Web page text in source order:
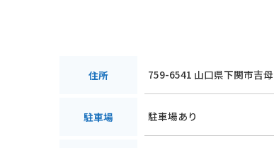
住所 759-6541 山口県下関市吉母
駐車場 駐車場あり